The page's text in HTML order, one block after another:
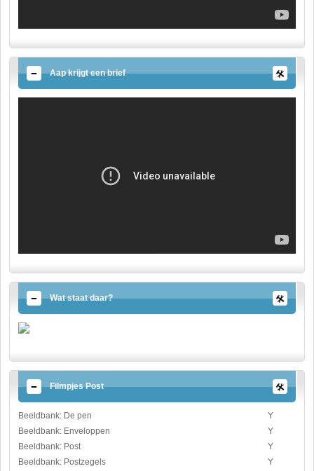
Aap krijgt een brief
Wat staat daar?
Filmpjes Post
Beeldbank: De pen
Y
Beeldbank: Enveloppen
Y
Beeldbank: Post
Y
Beeldbank: Postzegels
Y